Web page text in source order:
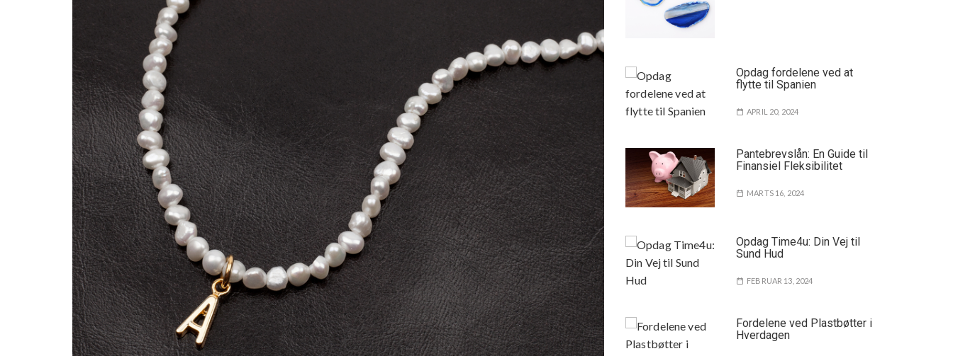
Opdag fordelene ved at
flytte til Spanien
APRIL 20, 2024
Pantebrevslån: En Guide til
Finansiel Fleksibilitet
MARTS 16, 2024
Opdag Time4u: Din Vej til
Sund Hud
FEBRUAR 13, 2024
Fordelene ved Plastbøtter i
Hverdagen